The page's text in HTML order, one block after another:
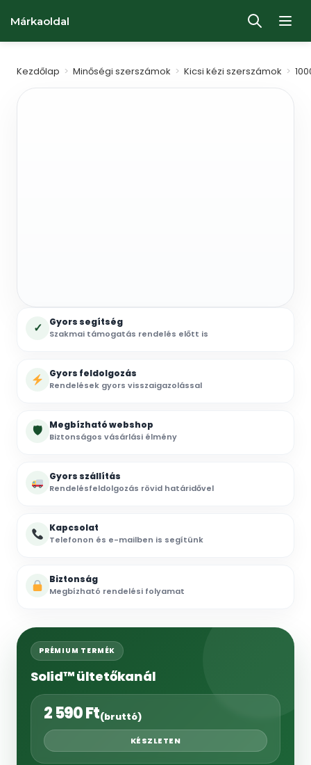
Márkaoldal
Kezdőlap > Minőségi szerszámok > Kicsi kézi szerszámok >
✓ Gyors segítség
Szakmai támogatás rendelés előtt is
Gyors feldolgozás
Rendelések gyors visszaigazolással
🛡 Megbízható webshop
Biztonságos vásárlási élmény
Gyors szállítás
Rendelésfeldolgozás rövid határidővel
Kapcsolat
Telefonon és e-mailben is segítünk
Biztonság
Megbízható rendelési folyamat
PRÉMIUM TERMÉK
Solid™ ültetőkanál
2 590Ft(bruttó)
KÉSZLETEN